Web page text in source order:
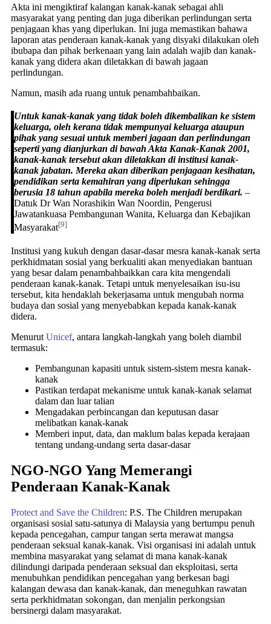
Akta ini mengiktiraf kalangan kanak-kanak sebagai ahli
masyarakat yang penting dan juga diberikan perlindungan serta
penjagaan khas yang diperlukan. Ini juga memastikan bahawa
laporan atas penderaan kanak-kanak yang disyaki dilakukan oleh
ibubapa dan pihak berkenaan yang lain adalah wajib dan kanak-
kanak yang didera akan diletakkan di bawah jagaan
perlindungan.
Namun, masih ada ruang untuk penambahbaikan.
Untuk kanak-kanak yang tidak boleh dikembalikan ke sistem
keluarga, oleh kerana tidak mempunyai keluarga ataupun
pihak yang sesuai untuk memberi jagaan dan perlindungan
seperti yang dianjurkan di bawah Akta Kanak-Kanak 2001,
kanak-kanak tersebut akan diletakkan di institusi kanak-
kanak jabatan. Mereka akan diberikan penjagaan kesihatan,
pendidikan serta kemahiran yang diperlukan sehingga
berusia 18 tahun apabila mereka boleh menjadi berdikari. –
Datuk Dr Wan Norashikin Wan Noordin, Pengerusi
Jawatankuasa Pembangunan Wanita, Keluarga dan Kebajikan
Masyarakat[9]
Institusi yang kukuh dengan dasar-dasar mesra kanak-kanak serta
perkhidmatan sosial yang berkualiti akan menyediakan bantuan
yang besar dalam penambahbaikkan cara kita mengendali
penderaan kanak-kanak. Tetapi untuk menyelesaikan isu-isu
tersebut, kita hendaklah bekerjasama untuk mengubah norma
budaya dan sosial yang menyebabkan kepada kanak-kanak
didera.
Menurut Unicef, antara langkah-langkah yang boleh diambil
termasuk:
Pembangunan kapasiti untuk sistem-sistem mesra kanak-
kanak
Pastikan terdapat mekanisme untuk kanak-kanak selamat
dalam dan luar talian
Mengadakan perbincangan dan keputusan dasar
melibatkan kanak-kanak
Memberi input, data, dan maklum balas kepada kerajaan
tentang undang-undang serta dasar-dasar
NGO-NGO Yang Memerangi
Penderaan Kanak-Kanak
Protect and Save the Children: P.S. The Children merupakan
organisasi sosial satu-satunya di Malaysia yang bertumpu penuh
kepada pencegahan, campur tangan serta merawat mangsa
penderaan seksual kanak-kanak. Visi organisasi ini adalah untuk
membina masyarakat yang selamat di mana kanak-kanak
dilindungi daripada penderaan seksual dan eksploitasi, serta
menubuhkan pendidikan pencegahan yang berkesan bagi
kalangan dewasa dan kanak-kanak, dan meneguhkan rawatan
serta perkhidmatan sokongan, dan menjalin perkongsian
bersinergi dalam masyarakat.